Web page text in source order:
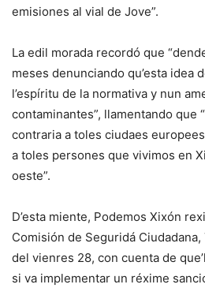
emisiones al vial de Jove”.
La edil morada recordó que
meses denunciando qu’esta idea
l’espíritu de la normativa y nun
contaminantes”, llamentando que
contraria a toles ciudaes
a toles persones que vivimos en
oeste”.
D’esta miente, Podemos Xixón
Comisión de Seguridá
del vienres 28, con cuenta de
si va implementar un réxime